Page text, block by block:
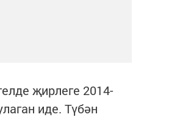
җирлеге 2014-
иде. Түбән